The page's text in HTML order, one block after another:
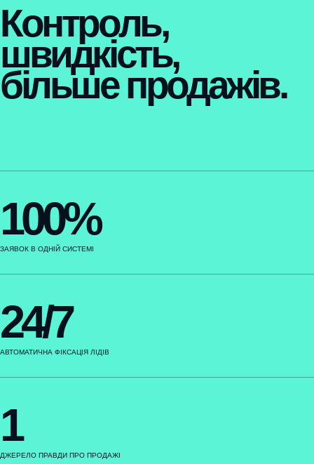
Контроль,
швидкість,
більше продажів.
100%
ЗАЯВОК В ОДНІЙ СИСТЕМІ
24/7
АВТОМАТИЧНА ФІКСАЦІЯ ЛІДІВ
1
ДЖЕРЕЛО ПРАВДИ ПРО ПРОДАЖІ